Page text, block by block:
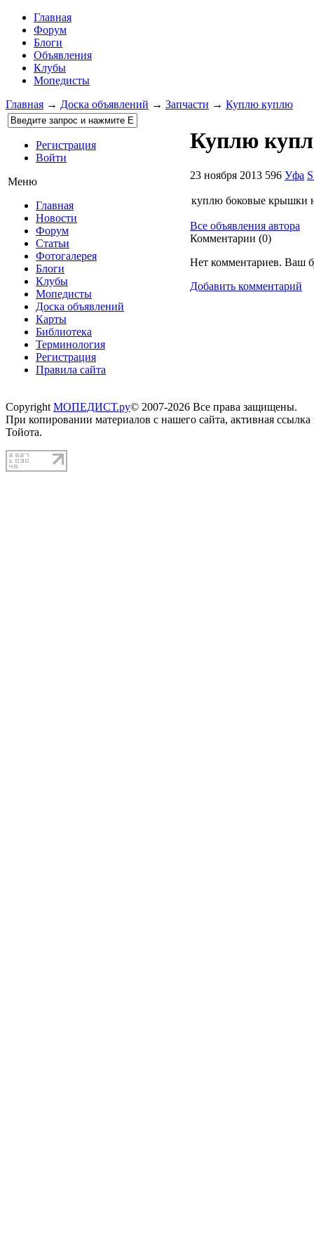
Главная
Форум
Блоги
Объявления
Клубы
Мопедисты
Главная → Доска объявлений → Запчасти → Куплю куплю
Регистрация
Войти
Меню
Главная
Новости
Форум
Статьи
Фотогалерея
Блоги
Клубы
Мопедисты
Доска объявлений
Карты
Библиотека
Терминология
Регистрация
Правила сайта
Куплю
23 ноября 2013 596 Уфа
куплю боковые крышки
Все объявления автора
Комментарии (0)
Нет комментариев. Ваш
Добавить комментарий
Copyright МОПЕДИСТ.ру© 2007-2026 Все права защищены.
При копировании материалов с нашего сайта, активная
Тойота.